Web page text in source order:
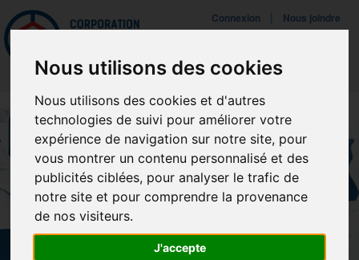
Nous utilisons des cookies
Nous utilisons des cookies et d'autres
technologies de suivi pour améliorer votre
expérience de navigation sur notre site, pour
vous montrer un contenu personnalisé et des
publicités ciblées, pour analyser le trafic de
notre site et pour comprendre la provenance
de nos visiteurs.
J'accepte
Mettreà jour vos préférences de témoins
Connexion Nous joindre